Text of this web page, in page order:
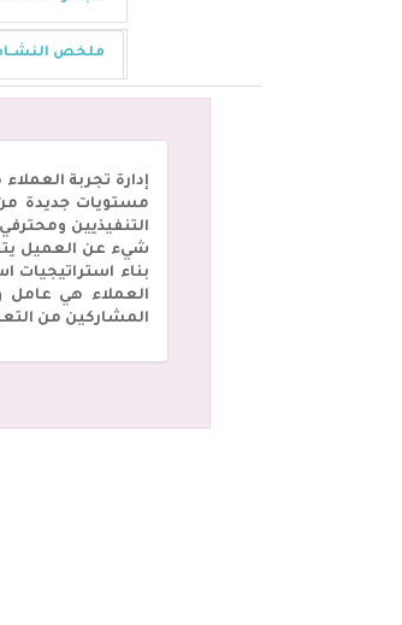
ملخص
إدارة تجربة
مستويات جديدة من
شيء عن العميل
بناء استراتيجيات
العملاء هي عامل
المشاركين من